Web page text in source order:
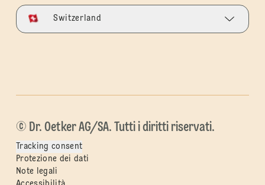
Switzerland
© Dr. Oetker AG/SA. Tutti i diritti riservati.
Tracking consent
Protezione dei dati
Note legali